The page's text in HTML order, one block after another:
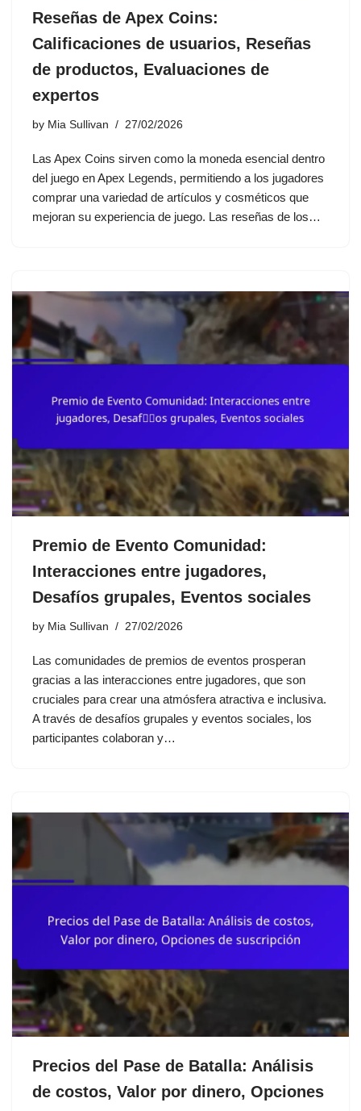
Reseñas de Apex Coins:
Calificaciones de usuarios, Reseñas
de productos, Evaluaciones de
expertos
by Mia Sullivan 27/02/2026
Las Apex Coins sirven como la moneda esencial dentro
del juego en Apex Legends, permitiendo a los jugadores
comprar una variedad de artículos y cosméticos que
mejoran su experiencia de juego. Las reseñas de los…
Premio de Evento Comunidad:
Interacciones entre jugadores,
Desafíos grupales, Eventos sociales
by Mia Sullivan 27/02/2026
Las comunidades de premios de eventos prosperan
gracias a las interacciones entre jugadores, que son
cruciales para crear una atmósfera atractiva e inclusiva.
A través de desafíos grupales y eventos sociales, los
participantes colaboran y…
Precios del Pase de Batalla: Análisis
de costos, Valor por dinero, Opciones